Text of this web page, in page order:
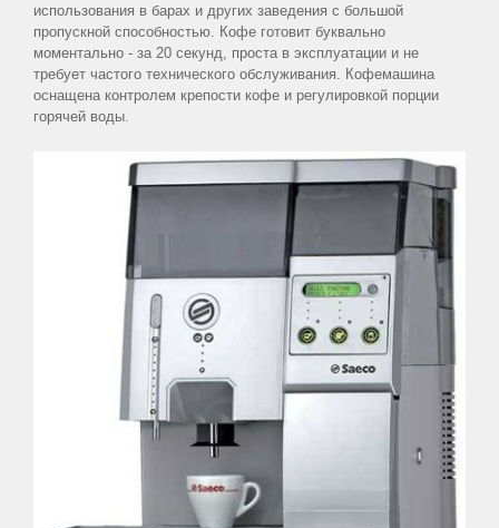
Карта
сайта
использования в барах и других заведения с большой
пропускной способностью. Кофе готовит буквально
моментально - за 20 секунд, проста в эксплуатации и не
требует частого технического обслуживания. Кофемашина
оснащена контролем крепости кофе и регулировкой порции
горячей воды.